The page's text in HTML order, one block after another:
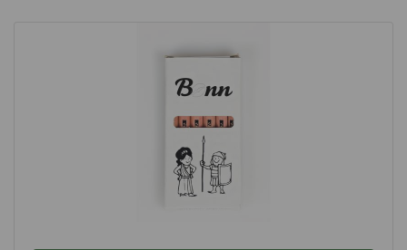
Dat Tässje ess uss feinem Potzeling, dat blau-
kann sich net satt draan sehe. Un et ess net leech
Me kann et suja en de Spöhlmaschin un de
Mikrowell donn.
Et ess 90 mm huh